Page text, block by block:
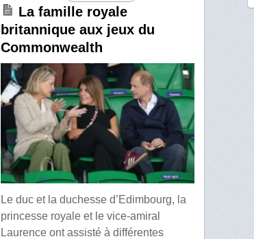
La famille royale
britannique aux jeux du
Commonwealth
Le duc et la duchesse d’Edimbourg, la
princesse royale et le vice-amiral
Laurence ont assisté à différentes